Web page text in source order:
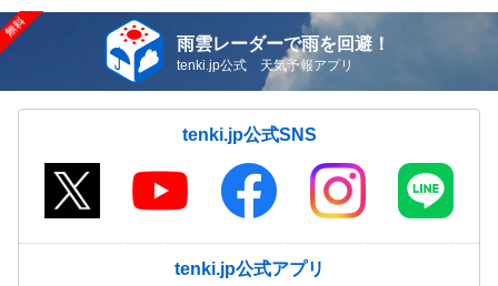
雨雲レーダーで雨を回避！
tenki.jp公式 天気予報アプリ
tenki.jp公式SNS
tenki.jp公式アプリ